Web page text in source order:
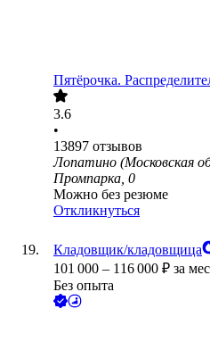
Пятёрочка.
3.6
•
13897 отзывов
Лопатино (Московская
Промпарка, 0
Можно без резюме
Откликнуться
Кладовщик/кладовщица
101 000 – 116 000 ₽ за
Без опыта